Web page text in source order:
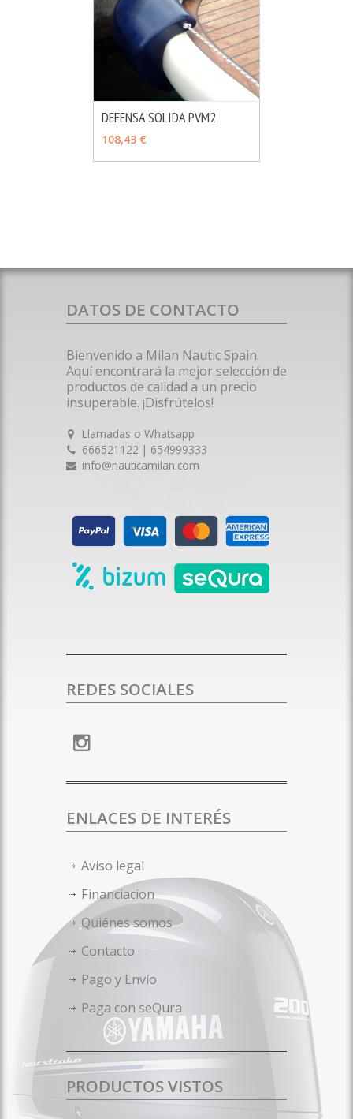
DEFENSA SOLIDA PVM2
108,43 €
DATOS DE CONTACTO
Bienvenido a Milan Nautic Spain.
Aquí encontrará la mejor selección de
productos de calidad a un precio
insuperable. ¡Disfrútelos!
Llamadas o Whatsapp
666521122 | 654999333
info@nauticamilan.com
REDES SOCIALES
ENLACES DE INTERÉS
Aviso legal
Financiacion
Quiénes somos
Contacto
Pago y Envío
Paga con seQura
PRODUCTOS VISTOS